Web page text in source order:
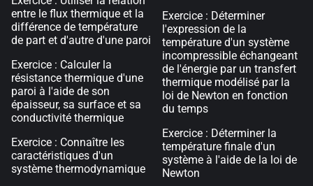
entre le flux thermique et la
différence de température
de part et d'autre d'une paroi
Exercice : Calculer la
résistance thermique d'une
paroi à l'aide de son
épaisseur, sa surface et sa
conductivité thermique
Exercice : Connaître les
caractéristiques d'un
système thermodynamique
Exercice : Déterminer
l'expression de la
température d'un système
incompressible échangeant
de l'énergie par un transfert
thermique modélisé par la
loi de Newton en fonction
du temps
Exercice : Déterminer la
température finale d'un
système à l'aide de la loi de
Newton